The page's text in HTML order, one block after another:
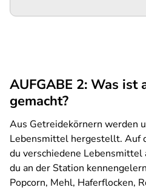
AUFGABE 2: Was ist
gemacht?
Aus Getreidekörnern werden
Lebensmittel hergestellt. Auf
du verschiedene Lebensmittel
du an der Station
Popcorn, Mehl, Haferflocken,